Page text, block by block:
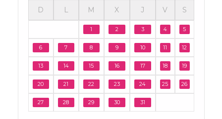
D L M X J V S
1 2 3 4 5
6 7 8 9 10 11 12
13 14 15 16 17 18 19
20 21 22 23 24 25 26
27 28 29 30 31